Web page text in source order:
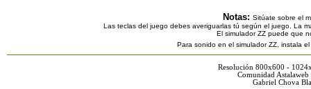
Notas: Sitúate sobre el
Las teclas del juego debes averiguarlas tú según el juego. La
El simulador ZZ puede que
Para sonido en el simulador ZZ, instala
Resolución 800x600 -
Comunidad
Gabriel Chova